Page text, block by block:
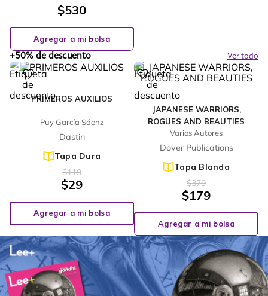
$530
Agregar a mi bolsa
+50% de descuento Ver todo
PRIMEROS AUXILIOS
Puy García Sáenz
Dastin
Tapa Dura
76%
$119
$29
Agregar a mi bolsa
JAPANESE WARRIORS,
ROGUES AND BEAUTIES
Varios Autores
Dover Publications
Tapa Blanda
-53%
$379
$179
Agregar a mi bolsa